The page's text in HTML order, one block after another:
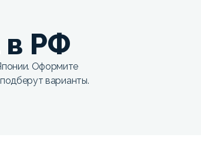
в РФ
Оформите
варианты.